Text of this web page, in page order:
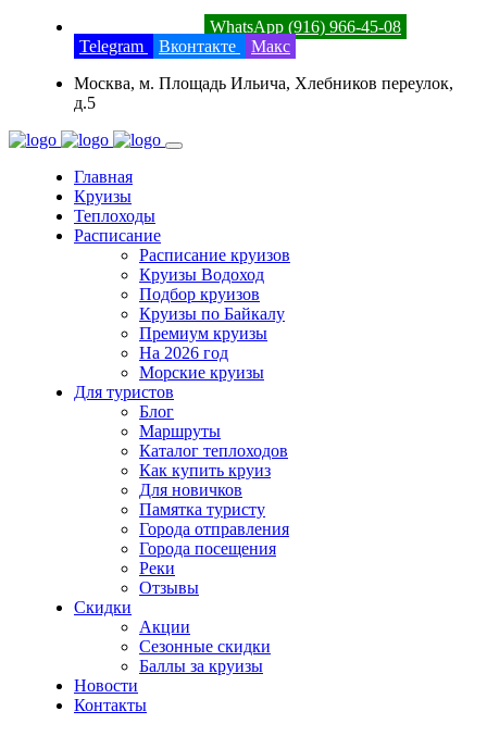
WhatsApp (916) 966-45-08
Telegram
Вконтакте
Макс
Москва, м. Площадь Ильича, Хлебников переулок,
д.5
Главная
Круизы
Теплоходы
Расписание
Расписание круизов
Круизы Водоход
Подбор круизов
Круизы по Байкалу
Премиум круизы
На 2026 год
Морские круизы
Для туристов
Блог
Маршруты
Каталог теплоходов
Как купить круиз
Для новичков
Памятка туристу
Города отправления
Города посещения
Реки
Отзывы
Скидки
Акции
Сезонные скидки
Баллы за круизы
Новости
Контакты